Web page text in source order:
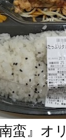
蛮』オ